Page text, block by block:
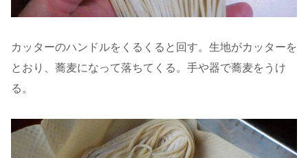
カッターのハンドルをくるくると回す。生地がカッターを
とおり、蕎麦になって落ちてくる。手や器で蕎麦をうけ
る。